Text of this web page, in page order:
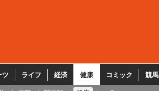
ツ ライフ 経済 健康 コミック 競馬